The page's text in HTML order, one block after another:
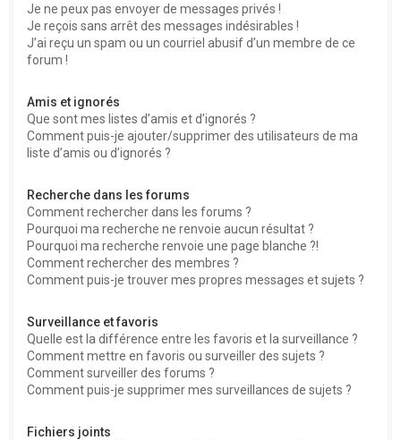
Je ne peux pas envoyer de messages privés !
Je reçois sans arrêt des messages indésirables !
J’ai reçu un spam ou un courriel abusif d’un membre de ce
forum !
Amis et ignorés
Que sont mes listes d’amis et d’ignorés ?
Comment puis-je ajouter/supprimer des utilisateurs de ma
liste d’amis ou d’ignorés ?
Recherche dans les forums
Comment rechercher dans les forums ?
Pourquoi ma recherche ne renvoie aucun résultat ?
Pourquoi ma recherche renvoie une page blanche ?!
Comment rechercher des membres ?
Comment puis-je trouver mes propres messages et sujets ?
Surveillance et favoris
Quelle est la différence entre les favoris et la surveillance ?
Comment mettre en favoris ou surveiller des sujets ?
Comment surveiller des forums ?
Comment puis-je supprimer mes surveillances de sujets ?
Fichiers joints